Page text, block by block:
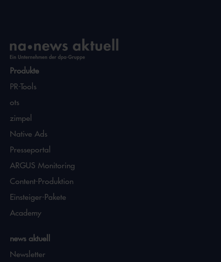
Produkte
PR-Tools
ots
zimpel
Native Ads
Presseportal
ARGUS Monitoring
Content-Produktion
Einsteiger-Pakete
Academy
news aktuell
Newsletter